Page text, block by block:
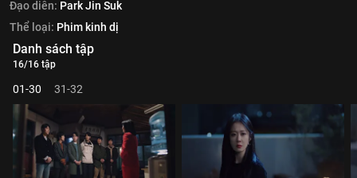
Đạo diễn: Park Jin Suk
Thể loại: Phim kinh dị
Danh sách tập
16/16 tập
01-30 31-32